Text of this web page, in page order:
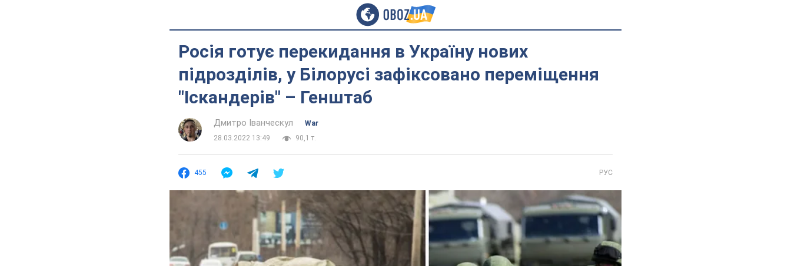
Росія готує перекидання в Україну нових
підрозділів, у Білорусі зафіксовано переміщення
"Іскандерів" – Генштаб
Дмитро Іванческул
War
28.03.2022 13:49
90,1 т.
455 РУС